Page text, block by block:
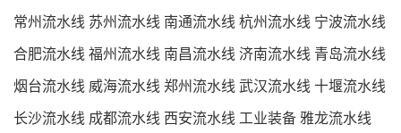
常州流水线 苏州流水线 南通流水线杭州流水线 宁波流水线
合肥流水线福州流水线 南昌流水线济南流水线 青岛流水线
烟台流水线 威海流水线郑州流水线武汉流水线十堰流水线
长沙流水线 成都流水线 西安流水线工业装备雅龙流水线